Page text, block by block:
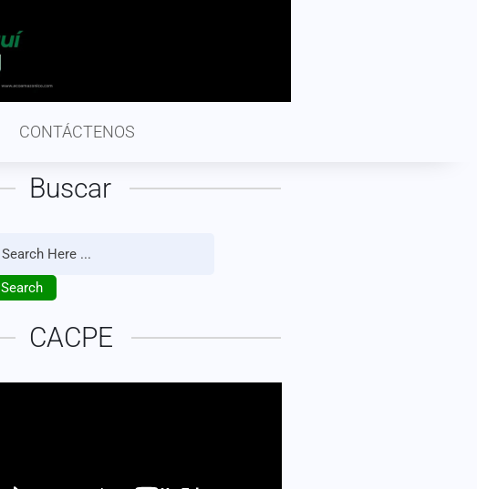
CONTÁCTENOS
Buscar
Search
CACPE